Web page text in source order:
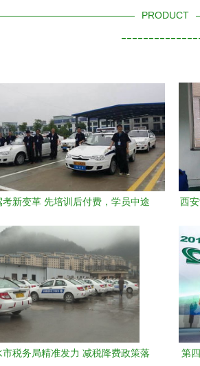
PRODUCT
考新变革 先培训后付费，学员中途
西
市税务局精准发力 减税降费政策落 第